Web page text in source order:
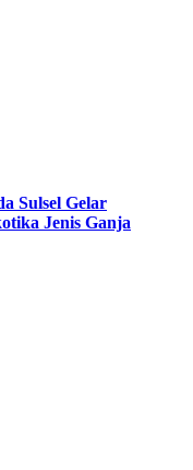
Sulsel Gelar
Jenis Ganja